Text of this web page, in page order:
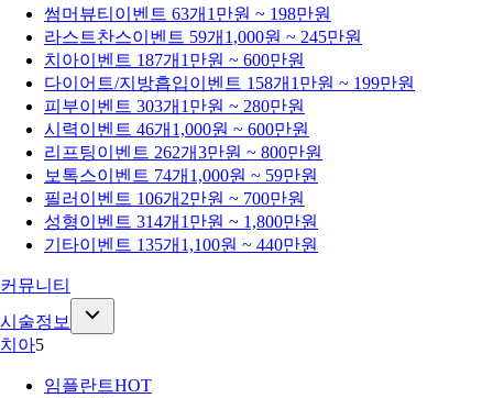
썸머뷰티 이벤트 63개 1만원 ~ 198만원
라스트찬스이벤트 59개 1,000원 ~ 245만원
치아이벤트 187개 1만원 ~ 600만원
다이어트/지방흡입이벤트 158개 1만원 ~ 199만원
피부이벤트 303개 1만원 ~ 280만원
시력이벤트 46개 1,000원 ~ 600만원
리프팅이벤트 262개3만원 ~ 800만원
보톡스이벤트 74개 1,000원 ~ 59만원
필러 이벤트 106개 2만원 ~ 700만원
성형이벤트 314개 1만원 ~ 1,800만원
기타이벤트 135개 1,100원 ~ 440만원
커뮤니티
시술정보
치아5
임플란트HOT